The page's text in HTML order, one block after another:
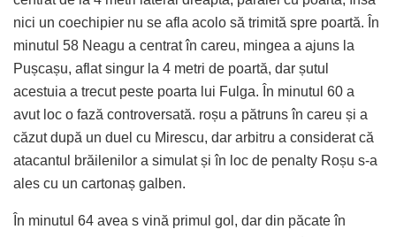
nici un coechipier nu se afla acolo să trimită spre poartă. În
minutul 58 Neagu a centrat în careu, mingea a ajuns la
Pușcașu, aflat singur la 4 metri de poartă, dar șutul
acestuia a trecut peste poarta lui Fulga. În minutul 60 a
avut loc o fază controversată. roșu a pătruns în careu și a
căzut după un duel cu Mirescu, dar arbitru a considerat că
atacantul brăilenilor a simulat și în loc de penalty Roșu s-a
ales cu un cartonaș galben.
În minutul 64 avea s vină primul gol, dar din păcate în